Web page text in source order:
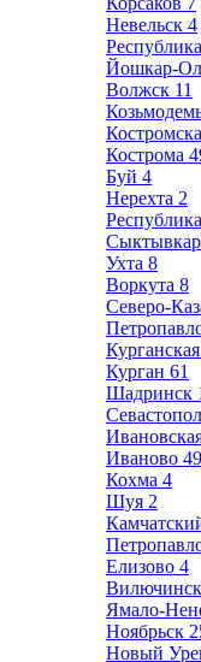
Невельск 4
Йошкар-
Волжск 11
Кострома
Буй 4
Нерехта 2
Сыктывкар
Ухта 8
Воркута 8
Северо-
Курган 61
Шадринск
Иваново 49
Кохма 4
Шуя 2
Елизово 4
Вилючинск
Ямало-
Ноябрьск
Новый